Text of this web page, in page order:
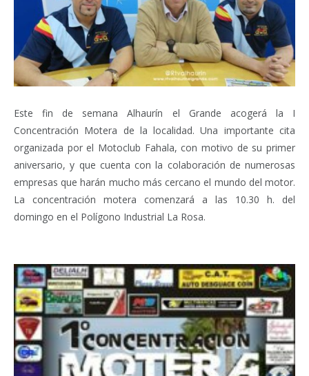
Este fin de semana Alhaurín el Grande acogerá la I
Concentración Motera de la localidad. Una importante cita
organizada por el Motoclub Fahala, con motivo de su primer
aniversario, y que cuenta con la colaboración de numerosas
empresas que harán mucho más cercano el mundo del motor.
La concentración motera comenzará a las 10.30 h. del
domingo en el Polígono Industrial La Rosa.